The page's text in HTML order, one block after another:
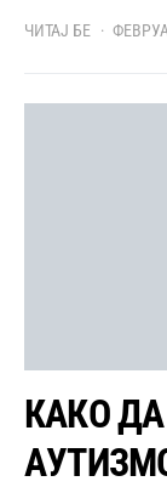
ЧИТАЈ БЕ
КАКО